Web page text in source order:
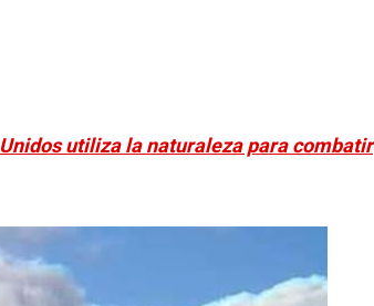
utiliza la naturaleza para combatir